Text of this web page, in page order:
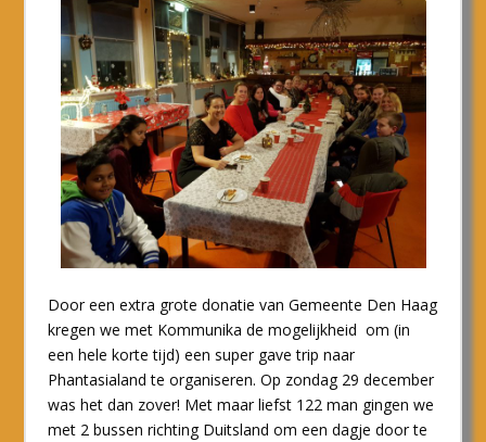
Door een extra grote donatie van Gemeente Den Haag
kregen we met Kommunika de mogelijkheid om (in
een hele korte tijd) een super gave trip naar
Phantasialand te organiseren. Op zondag 29 december
was het dan zover! Met maar liefst 122 man gingen we
met 2 bussen richting Duitsland om een dagje door te